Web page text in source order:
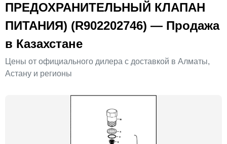
ПРЕДОХРАНИТЕЛЬНЫЙ КЛАПАН
ПИТАНИЯ) (R902202746) — Продажа
в Казахстане
Цены от официального дилера с доставкой в Алматы,
Астану и регионы